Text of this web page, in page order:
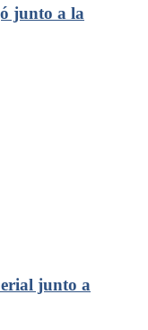
junto a la
junto a